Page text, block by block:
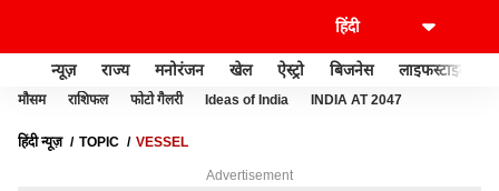
न्यूज़ राज्य मनोरंजन खेल ऐस्ट्रो बिजनेस लाइफस्टाइल
मौसम राशिफल फोटो गैलरी Ideas of India INDIA AT 2047
हिंदी न्यूज़ TOPIC VESSEL
Advertisement